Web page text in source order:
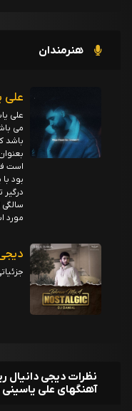
هنرمندان
علی
می
باشد
بود
مورد
نظرات دیجی دانیال
آهنگهای علی